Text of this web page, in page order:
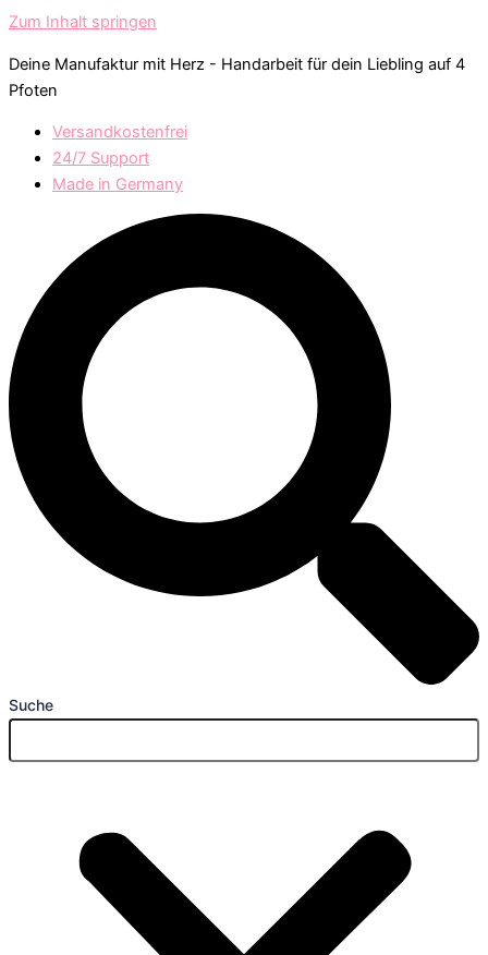
Zum Inhalt springen
Deine Manufaktur mit Herz - Handarbeit für dein Liebling auf 4
Pfoten
Versandkostenfrei
24/7 Support
Made in Germany
Suche